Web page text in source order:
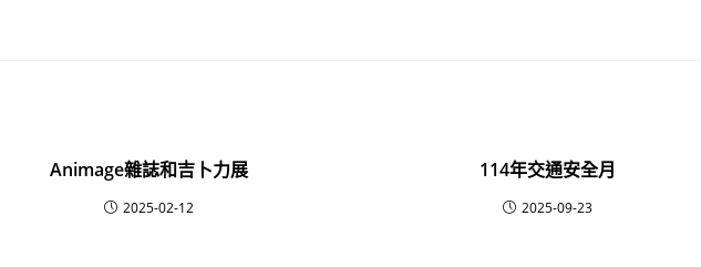
Animage雜誌和吉卜力展
2025-02-12
114年交通安全月
2025-09-23